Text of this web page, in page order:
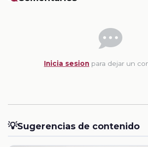
Inicia sesion para dejar un
💡Sugerencias de contenido